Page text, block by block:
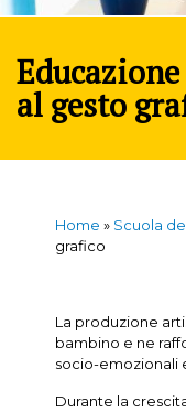
Educazione
al gesto
Home » Scuola
grafico
La produzione
bambino e ne
socio-emozionali
Durante la